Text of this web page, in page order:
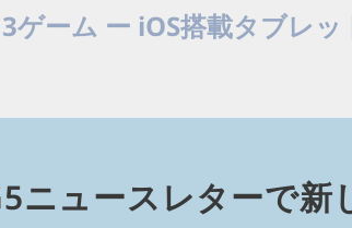
Next
Page
ーム ー iOS搭載タブレッ
ニュースレターで新⁠